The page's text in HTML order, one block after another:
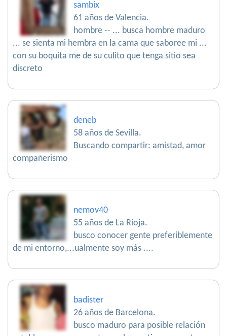
sambix
61 años de Valencia.
hombre -- ... busca hombre maduro
... se sienta mi hembra en la cama que saboree mi ...
con su boquita me de su culito que tenga sitio sea
discreto
deneb
58 años de Sevilla.
Buscando compartir: amistad, amor
compañerismo
nemov40
55 años de La Rioja.
busco conocer gente preferiblemente
de mi entorno,...ualmente soy más ....
badister
26 años de Barcelona.
busco maduro para posible relación